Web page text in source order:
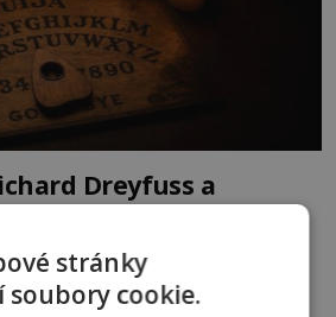
Dreyfuss a
Grohl: Jaké mají
stránky
soubory cookie.